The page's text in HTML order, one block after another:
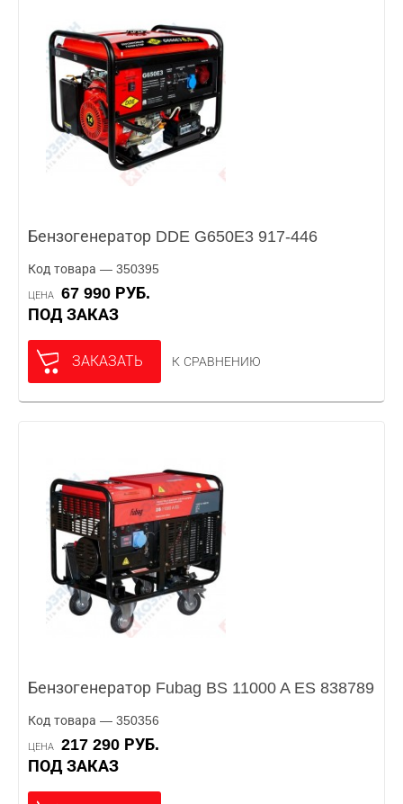
Бензогенератор DDE G650E3 917-446
Код товара — 350395
ЦЕНА
67 990 РУБ.
ПОД ЗАКАЗ
ЗАКАЗАТЬ К СРАВНЕНИЮ
Бензогенератор Fubag BS 11000 A ES 838789
Код товара — 350356
ЦЕНА
217 290 РУБ.
ПОД ЗАКАЗ